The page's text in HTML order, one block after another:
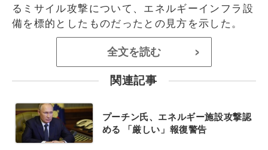
るミサイル攻撃について、エネルギーインフラ設
備を標的としたものだったとの見方を示した。
全文を読む >
関連記事
プーチン氏、エネルギー施設攻撃認
める 「厳しい」報復警告